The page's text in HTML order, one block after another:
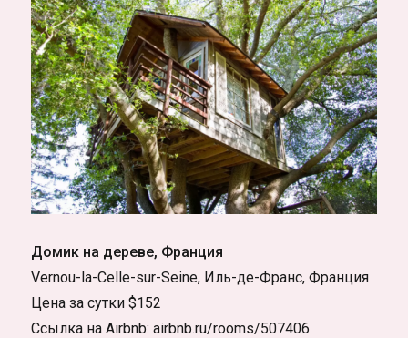
Домик на дереве, Франция
Vernou-la-Celle-sur-Seine, Иль-де-Франс, Франция
Цена за сутки $152
Ссылка на Airbnb: airbnb.ru/rooms/507406